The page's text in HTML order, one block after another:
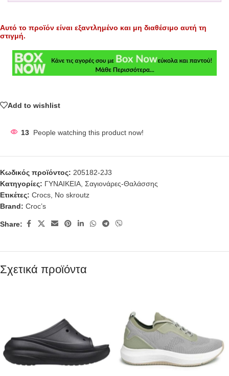
Αυτό το προϊόν είναι εξαντλημένο και μη διαθέσιμο αυτή τη
στιγμή.
Add to wishlist
13 People watching this product now!
Κωδικός προϊόντος: 205182-2J3
Κατηγορίες: ΓΥΝΑΙΚΕΙΑ Σαγιονάρες-Θαλάσσης
Ετικέτες: Crocs No skroutz
Brand: Croc’s
Share:
Σχετικά προϊόντα